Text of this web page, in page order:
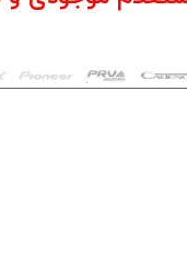
تمام حقوق این